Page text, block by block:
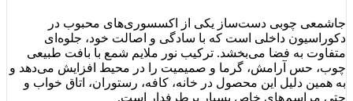
جاشمعی چوبی دست‌ساز یکی از اکسسوری‌های محبوب در
دکوراسیون داخلی است که با سادگی و اصالت خود، جلوه‌ای
متفاوت به فضا می‌بخشد. ترکیب نور ملایم شمع با بافت طبیعی
چوب، حس آرامش، گرما و صمیمیت را در محیط افزایش می‌دهد و
به همین دلیل این محصول در خانه، کافه، رستوران، اتاق خواب و
حتی مراسم‌های خاص بسیار پرطرفدار است.